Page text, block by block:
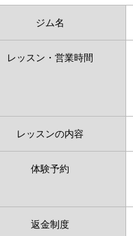
ジム名
レッスン・営業時間
レッスンの内容
体験予約
返金制度